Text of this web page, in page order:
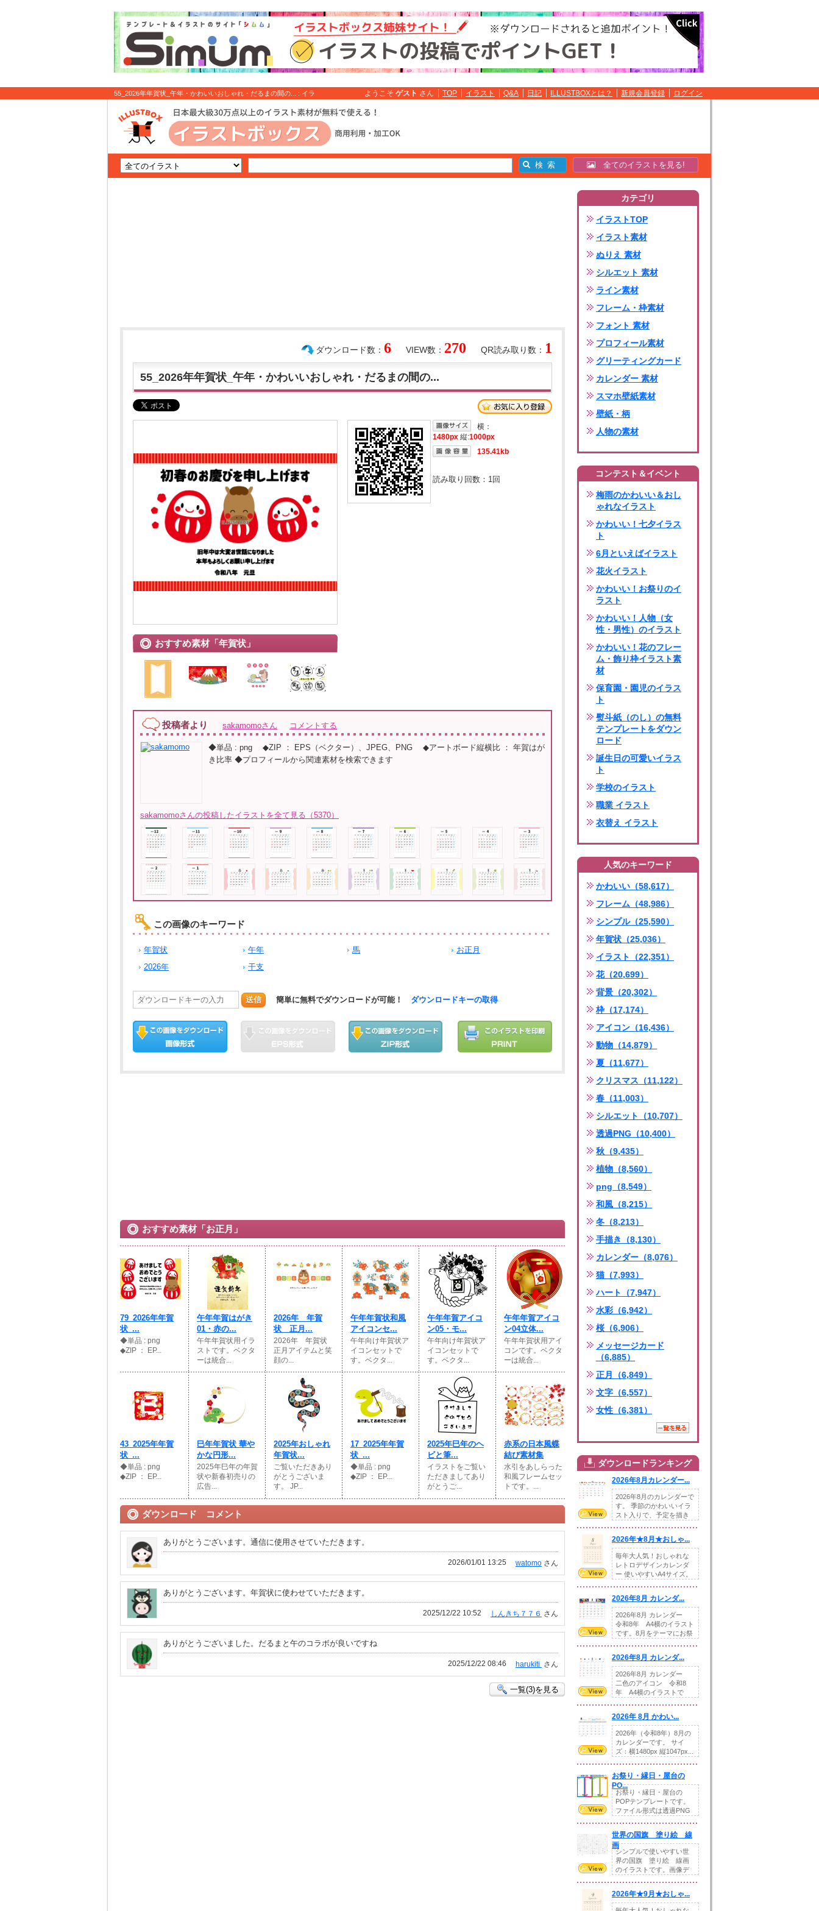
55_2026年年賀状_午年・かわいいおしゃれ・だるまの間の... : イラ
ようこそ ゲスト さん TOP イラスト Q&A 日記 ILLUSTBOXとは？ 新規会員登録 ログイン
全てのイラストを見る!
QR読み取り数： 1
VIEW数： 270
ダウンロード数： 6
55_2026年年賀状_午年・かわいいおしゃれ・だるまの間の...
おすすめ素材「年賀状」
横：
1480px 縦:1000px
135.41kb
読み取り回数： 1回
投稿者より sakamomoさん コメントする
◆単品 : png ◆ZIP ： EPS（ベクター）、JPEG、PNG ◆アートボード縦横比 ： 年賀はが
き比率 ◆プロフィールから関連素材を検索できます
sakamomoさんの投稿したイラストを全て見る（5370）
この画像のキーワード
年賀状 午年 馬
お正月
2026年
干支
送信 簡単に無料でダウンロードが可能！ ダウンロードキーの取得
おすすめ素材「お正月」
79_2026年年賀
状_...
◆単品 : png
◆ZIP ： EP...
午年年賀はがき
01・赤の...
午年年賀状用イラ
ストです。ベクタ
ーは統合...
2026年 年賀
状 正月...
2026年 年賀状
正月アイテムと笑
顔の...
午年年賀状和風
アイコンセ...
午年向け年賀状ア
イコンセットで
す。ベクタ...
午年年賀アイコ
ン05・モ...
午年向け年賀状ア
イコンセットで
す。ベクタ...
午年年賀アイコ
ン04立体...
午年年賀状用アイ
コンです。ベクタ
ーは統合...
43_2025年年賀
状_...
◆単品 : png
◆ZIP ： EP...
巳年年賀状 華や
かな円形...
2025年巳年の年賀
状や新春初売りの
広告...
2025年おしゃれ
年賀状...
ご覧いただきあり
がとうございま
す。 JP...
17_2025年年賀
状_...
◆単品 : png
◆ZIP ： EP...
2025年巳年のヘ
ビと筆...
イラストをご覧い
ただきましてあり
がとうご...
赤系の日本風蝶
結び素材集
水引をあしらった
和風フレームセッ
トです。...
ダウンロード コメント
ありがとうございます。通信に使用させていただきます。
watomo さん
2026/01/01 13:25
ありがとうございます。年賀状に使わせていただきます。
しんきち７７６ さん
2025/12/22 10:52
ありがとうございました。だるまと午のコラボが良いですね
harukiti さん
2025/12/22 08:46
一覧(3)を見る
カテゴリ
イラストTOP
イラスト素材
ぬりえ 素材
シルエット 素材
ライン素材
フレーム・枠素材
フォント 素材
プロフィール素材
グリーティングカード
カレンダー 素材
スマホ壁紙素材
壁紙・柄
人物の素材
コンテスト＆イベント
梅雨のかわいい＆おし
ゃれなイラスト
かわいい！七夕イラス
ト
6月といえばイラスト
花火イラスト
かわいい！お祭りのイ
ラスト
かわいい！人物（女
性・男性）のイラスト
かわいい！花のフレー
ム・飾り枠イラスト素
材
保育園・園児のイラス
ト
熨斗紙（のし）の無料
テンプレートをダウン
ロード
誕生日の可愛いイラス
ト
学校のイラスト
職業 イラスト
衣替え イラスト
人気のキーワード
かわいい（58,617）
フレーム（48,986）
シンプル（25,590）
年賀状（25,036）
イラスト（22,351）
花（20,699）
背景（20,302）
枠（17,174）
アイコン（16,436）
動物（14,879）
夏（11,677）
クリスマス（11,122）
春（11,003）
シルエット（10,707）
透過PNG（10,400）
秋（9,435）
植物（8,560）
png（8,549）
和風（8,215）
冬（8,213）
手描き（8,130）
カレンダー（8,076）
猫（7,993）
ハート（7,947）
水彩（6,942）
桜（6,906）
メッセージカード
（6,885）
正月（6,849）
文字（6,557）
女性（6,381）
ダウンロードランキング
2026年8月カレンダー...
2026年8月のカレンダーで
す。 季節のかわいいイラ
スト入りで、予定を描き
2026年★8月★おしゃ...
毎年大人気！おしゃれな
レトロデザインカレンダ
ー 使いやすいA4サイズ。
2026年8月 カレンダ...
2026年8月 カレンダー
令和8年 A4横のイラスト
です。8月をテーマにお祭
2026年8月 カレンダ...
2026年8月 カレンダー
二色のアイコン 令和8
年 A4横のイラストで
2026年 8月 かわい...
2026年（令和8年）8月の
カレンダーです。 サイ
ズ：横1480px 縦1047px...
お祭り・縁日・屋台の
PO...
お祭り・縁日・屋台の
POPテンプレートです。
ファイル形式は透過PNG
世界の国旗 塗り絵 線
画
シンプルで使いやすい世
界の国旗 塗り絵 線画
のイラストです。画像デ
2026年★9月★おしゃ...